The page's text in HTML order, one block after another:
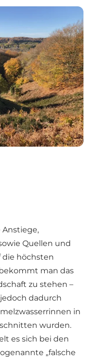
Quellen und
die höchsten
man das
zu stehen –
dadurch
in
wurden.
es sich bei den
„falsche